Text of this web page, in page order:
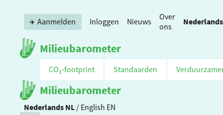
Milieubarometer
Aanmelden Inloggen Nieuws
Over
ons
Nederlands
CO₂‑footprint Standaarden
Milieubarometer
Nederlands NL / English EN